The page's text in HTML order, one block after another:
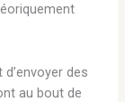
des
au bout de